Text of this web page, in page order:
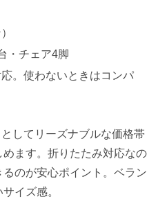
・チェア4脚
。使わないときはコンパ
してリーズナブルな価格帯
ます。折りたたみ対応なの
のが安心ポイント。ベラン
イズ感。